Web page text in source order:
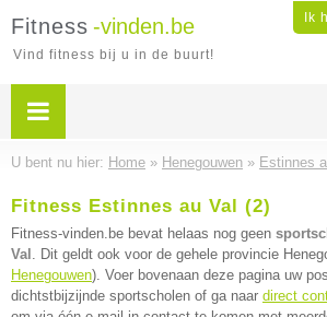
Ik
Fitness -vinden.be
Vind fitness bij u in de buurt!
U bent nu hier: Home » Henegouwen » Estinnes
Fitness Estinnes au Val (2)
Fitness-vinden.be bevat helaas nog geen
Val . Dit geldt ook voor de gehele provincie
Henegouwen). Voer bovenaan deze pagina uw
dichtstbijzijnde sportscholen of ga naar direct